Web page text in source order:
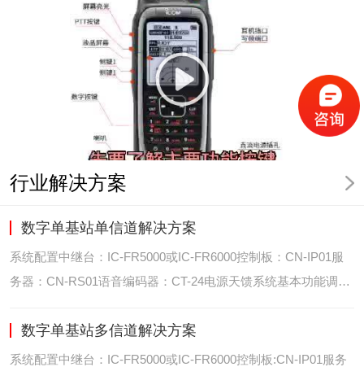
行业解决方案
数字单基站单信道解决方案
系统配置中继台：IC-FR5000或IC-FR6000控制板：CN-IP01服
务器：CN-RS01语音编码器：CT-24电源天馈系统基本功能调度
位/室内定位艾可慕数字电台具备GPS数据上传功能。而GPS定
位功能是艾可慕数字系统的标
数字单基站多信道解决方案
系统配置中继台：IC-FR5000或IC-FR6000控制板:CN-IP01服务